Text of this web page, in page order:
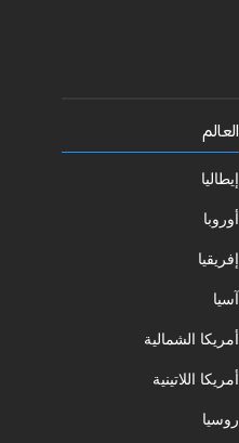
العالم
إيطاليا
أوروبا
إفريقيا
آسيا
أمريكا الشمالية
أمريكا اللاتينية
روسيا